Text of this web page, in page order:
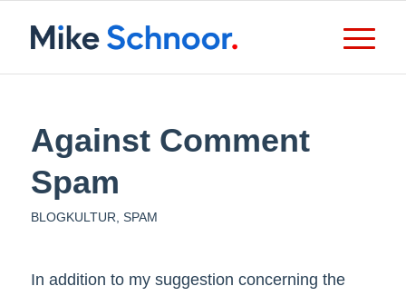
Against Comment
Spam
BLOGKULTUR SPAM
In addition to my suggestion concerning the